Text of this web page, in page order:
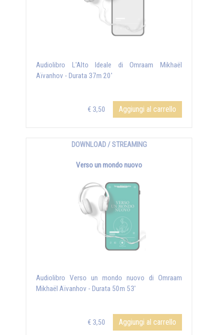
Audiolibro L'Alto Ideale di Omraam Mikhaël
Aïvanhov - Durata 37m 20'
€ 3,50 Aggiungi al carrello
DOWNLOAD / STREAMING
Verso un mondo nuovo
Audiolibro Verso un mondo nuovo di Omraam
Mikhaël Aïvanhov - Durata 50m 53'
€ 3,50 Aggiungi al carrello